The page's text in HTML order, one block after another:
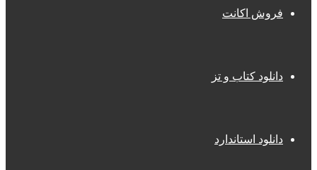
فروش اکانت
دانلود کتاب و تز
دانلود استاندارد